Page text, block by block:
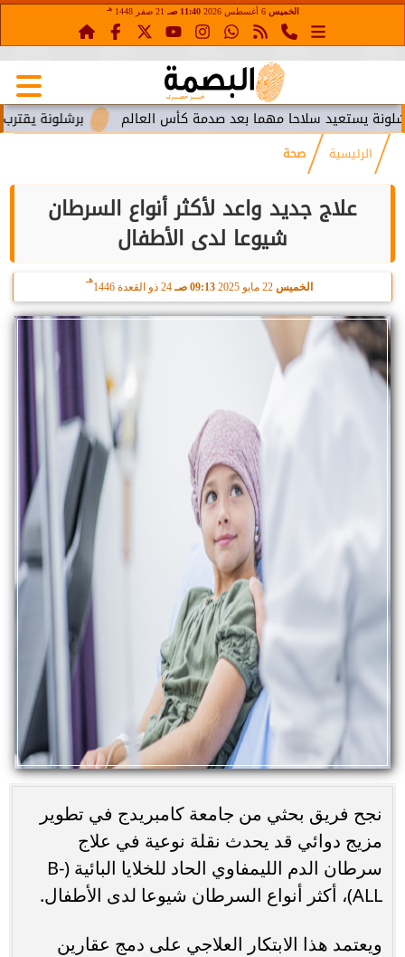
الخميس 6 أغسطس 2026 11:40 صـ 21 صفر 1448 هـ
برشلونة يقترب من سلاحا مهما بعد صدمة كأس العالم
الرئيسية صحة
علاج جديد واعد لأكثر أنواع السرطان
شيوعا لدى الأطفال
الخميس 22 مايو 2025 09:13 صـ 24 ذو القعدة 1446
هـ
نجح فريق بحثي من جامعة كامبريدج في تطوير
مزيج دوائي قد يحدث نقلة نوعية في علاج
سرطان الدم الليمفاوي الحاد للخلايا البائية (B-
ALL)، أكثر أنواع السرطان شيوعا لدى الأطفال.
ويعتمد هذا الابتكار العلاجي على دمج عقارين